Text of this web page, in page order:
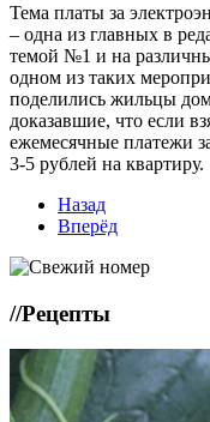
Тема платы за
– одна из главных в
темой №1 и на
одном из таких
поделились жильцы
доказавшие, что если
ежемесячные платежи
3-5 рублей на квартиру.
Назад
Вперёд
//Рецепты